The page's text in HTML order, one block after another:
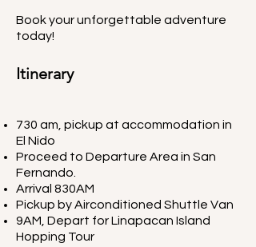
Book your unforgettable adventure
today!
Itinerary
730 am, pickup at accommodation in
El Nido
Proceed to Departure Area in San
Fernando.
Arrival 830AM​
Pickup by Airconditioned Shuttle Van
9AM, Depart for Linapacan Island
Hopping Tour